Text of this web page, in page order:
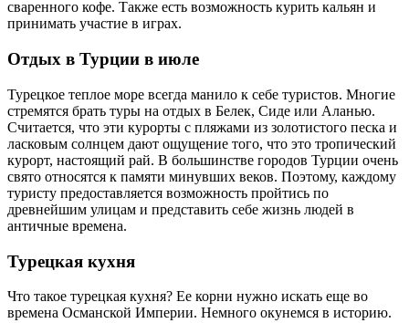
сваренного кофе. Также есть возможность курить кальян и
принимать участие в играх.
Отдых в Турции в июле
Турецкое теплое море всегда манило к себе туристов. Многие
стремятся брать туры на отдых в Белек, Сиде или Аланью.
Считается, что эти курорты с пляжами из золотистого песка и
ласковым солнцем дают ощущение того, что это тропический
курорт, настоящий рай. В большинстве городов Турции очень
свято относятся к памяти минувших веков. Поэтому, каждому
туристу предоставляется возможность пройтись по
древнейшим улицам и представить себе жизнь людей в
античные времена.
Турецкая кухня
Что такое турецкая кухня? Ее корни нужно искать еще во
времена Османской Империи. Немного окунемся в историю.